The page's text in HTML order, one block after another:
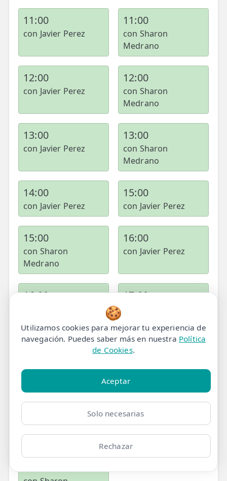
11:00
con Javier Perez
11:00
con Sharon
Medrano
12:00
con Javier Perez
12:00
con Sharon
Medrano
13:00
con Javier Perez
13:00
con Sharon
Medrano
14:00
con Javier Perez
15:00
con Javier Perez
15:00
con Sharon
Medrano
16:00
con Javier Perez
16:00 17:00
18:00
con Sharon
Medrano
20:00
con Sharon
Medrano
🍪
Utilizamos cookies para mejorar tu experiencia de
navegación. Puedes saber más en nuestra Política
de Cookies.
Aceptar
Solo necesarias
Rechazar